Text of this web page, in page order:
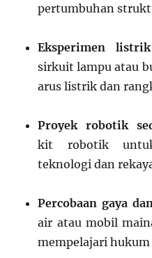
pertumbuhan
Eksperimen
sirkuit lampu atau
arus listrik dan
Proyek robotik
kit robotik
teknologi dan
Percobaan gaya
air atau mobil
mempelajari hukum